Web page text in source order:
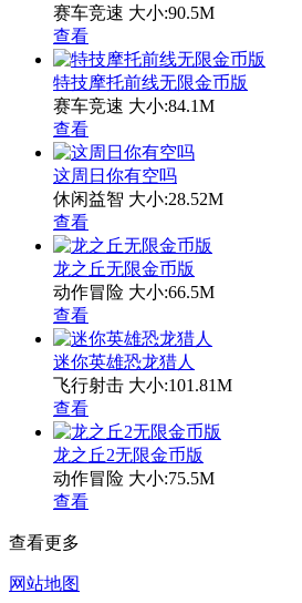
赛车竞速 大小:90.5M
查看
特技摩托前线无限金币版
赛车竞速 大小:84.1M
查看
这周日你有空吗
休闲益智 大小:28.52M
查看
龙之丘无限金币版
动作冒险 大小:66.5M
查看
迷你英雄恐龙猎人
飞行射击 大小:101.81M
查看
龙之丘2无限金币版
动作冒险 大小:75.5M
查看
查看更多
网站地图